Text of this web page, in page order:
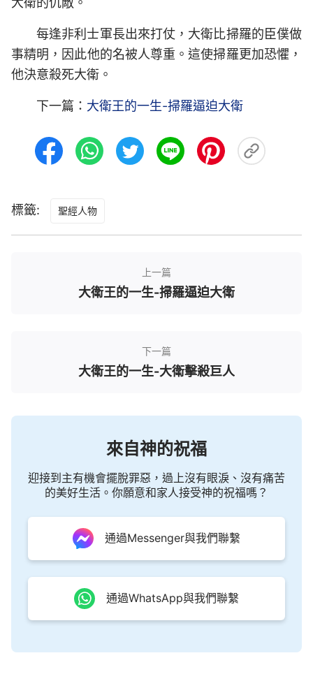
每逢非利士軍長出來打仗，大衛比掃羅的臣僕做
事精明，因此他的名被人尊重。這使掃羅更加恐懼，
他決意殺死大衛。
下一篇： 大衛王的一生-掃羅逼迫大衛
標籤: 聖經人物
上一篇
大衛王的一生-掃羅逼迫大衛
下一篇
大衛王的一生-大衛擊殺巨人
來自神的祝福
迎接到主有機會擺脫罪惡，過上沒有眼淚、沒有痛苦
的美好生活。你願意和家人接受神的祝福嗎？
通過Messenger與我們聯繫
通過WhatsApp與我們聯繫